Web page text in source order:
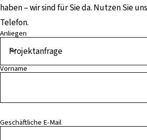
haben – wir sind für Sie da. Nutzen Sie
Telefon.
Anliegen
Vorname
Geschäftliche E-Mail